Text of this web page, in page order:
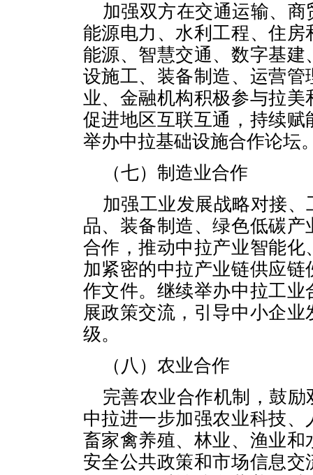
加强双方在交通运输、
能源电力、水利工程、住
能源、智慧交通、数字基
设施工、装备制造、运营
业、金融机构积极参与拉
促进地区互联互通，持续
举办中拉基础设施合作论坛
（七）制造业合作
加强工业发展战略对接
品、装备制造、绿色低碳
合作，推动中拉产业智能
加紧密的中拉产业链供应
作文件。继续举办中拉工
展政策交流，引导中小企
级。
（八）农业合作
完善农业合作机制，鼓
中拉进一步加强农业科技
畜家禽养殖、林业、渔业
安全公共政策和市场信息